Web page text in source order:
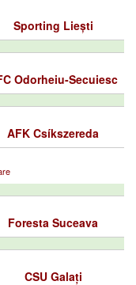
Sporting Liești
Odorheiu-Secuiesc
AFK Csíkszereda
Foresta Suceava
CSU Galați